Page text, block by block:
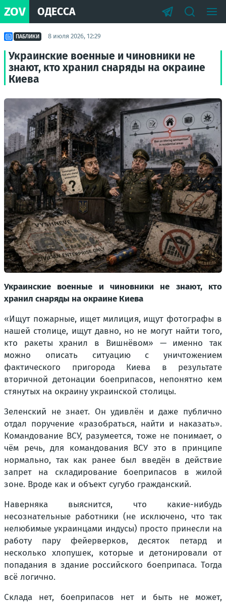
ZOV ОДЕССА
ПАБЛИКИ 8 июля 2026, 12:29
Украинские военные и чиновники не
знают, кто хранил снаряды на окраине
Киева
Украинские военные и чиновники не знают, кто
хранил снаряды на окраине Киева
«Ищут пожарные, ищет милиция, ищут фотографы в
нашей столице, ищут давно, но не могут найти того,
кто ракеты хранил в Вишнёвом» — именно так
можно описать ситуацию с уничтожением
фактического пригорода Киева в результате
вторичной детонации боеприпасов, непонятно кем
стянутых на окраину украинской столицы.
Зеленский не знает. Он удивлён и даже публично
отдал поручение «разобраться, найти и наказать».
Командование ВСУ, разумеется, тоже не понимает, о
чём речь, для командования ВСУ это в принципе
нормально, так как ранее был введён в действие
запрет на складирование боеприпасов в жилой
зоне. Вроде как и объект сугубо гражданский.
Наверняка выяснится, что какие-нибудь
несознательные работники (не исключено, что так
нелюбимые украинцами индусы) просто принесли на
работу пару фейерверков, десяток петард и
несколько хлопушек, которые и детонировали от
попадания в здание российского боеприпаса. Тогда
всё логично.
Склада нет, боеприпасов нет и быть не может,